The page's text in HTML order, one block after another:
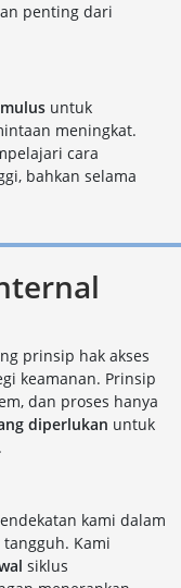
penting dari
untuk
meningkat.
cara
bahkan selama
prinsip hak akses
keamanan. Prinsip
dan proses hanya
diperlukan untuk
kami dalam
Kami
siklus